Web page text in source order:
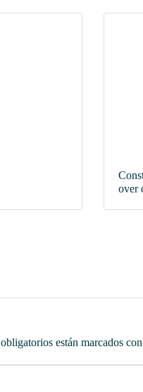
over
están marcados con